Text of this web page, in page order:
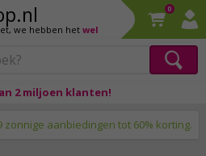
we hebben het wel
0
2 miljoen klanten!
zonnige aanbiedingen tot 60% korting.